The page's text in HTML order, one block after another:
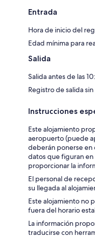
Entrada
Hora de inicio del
Edad mínima para
Salida
Salida antes de las
Registro de salida
Instrucciones
Este alojamiento
aeropuerto (puede
deberán ponerse en
datos que figuran en
proporcionar la
El personal de
su llegada al
Este alojamiento no
fuera del horario
La información
traducirse con